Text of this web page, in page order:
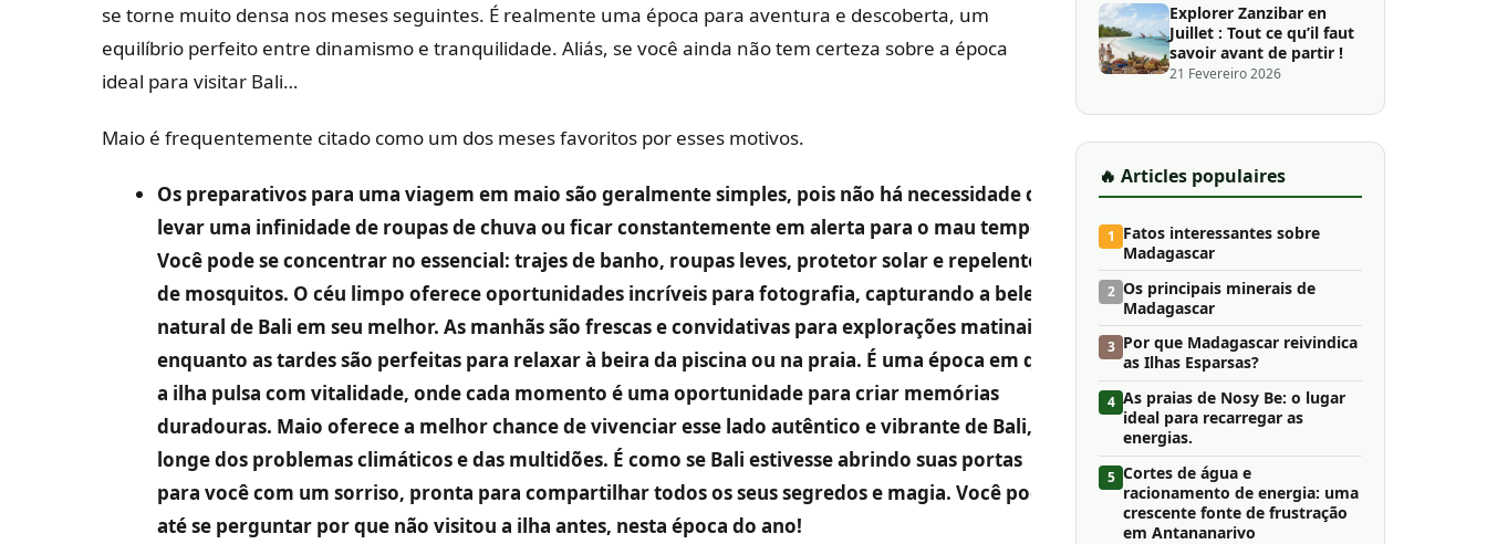
se torne muito densa nos meses seguintes. É realmente uma época para aventura e descoberta, um
equilíbrio perfeito entre dinamismo e tranquilidade. Aliás, se você ainda não tem certeza sobre a época
ideal para visitar Bali…
Maio é frequentemente citado como um dos meses favoritos por esses motivos.
Os preparativos para uma viagem em maio são geralmente simples, pois não há necessidade de
levar uma infinidade de roupas de chuva ou ficar constantemente em alerta para o mau tempo.
Você pode se concentrar no essencial: trajes de banho, roupas leves, protetor solar e repelente
de mosquitos. O céu limpo oferece oportunidades incríveis para fotografia, capturando a beleza
natural de Bali em seu melhor. As manhãs são frescas e convidativas para explorações matinais,
enquanto as tardes são perfeitas para relaxar à beira da piscina ou na praia. É uma época em que
a ilha pulsa com vitalidade, onde cada momento é uma oportunidade para criar memórias
duradouras. Maio oferece a melhor chance de vivenciar esse lado autêntico e vibrante de Bali,
longe dos problemas climáticos e das multidões. É como se Bali estivesse abrindo suas portas
para você com um sorriso, pronta para compartilhar todos os seus segredos e magia. Você pode
até se perguntar por que não visitou a ilha antes, nesta época do ano!
Explorer Zanzibar en
Juillet : Tout ce qu’il faut
savoir avant de partir !
21 Fevereiro 2026
🔥 Articles populaires
1 Fatos interessantes sobre
Madagascar
2 Os principais minerais de
Madagascar
3 Por que Madagascar reivindica
as Ilhas Esparsas?
4 As praias de Nosy Be: o lugar
ideal para recarregar as
energias.
5 Cortes de água e
racionamento de energia: uma
crescente fonte de frustração
em Antananarivo